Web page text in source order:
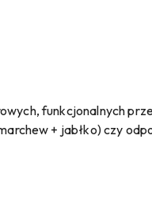
funkcjonalnych
+ jabłko) czy